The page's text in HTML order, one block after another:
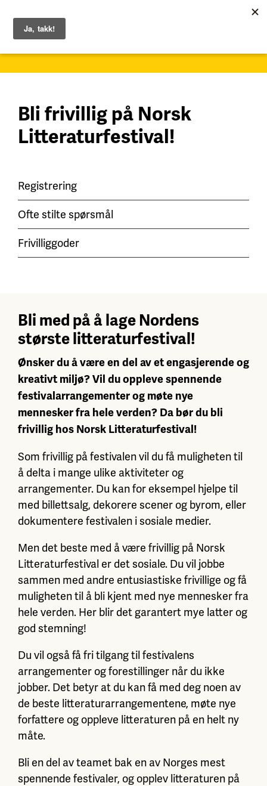
Bli frivillig på Norsk
Litteraturfestival!
Registrering
Ofte stilte spørsmål
Frivilliggoder
Bli med på å lage Nordens
største litteraturfestival!
Ønsker du å være en del av et engasjerende og
kreativt miljø? Vil du oppleve spennende
festivalarrangementer og møte nye
mennesker fra hele verden? Da bør du bli
frivillig hos Norsk Litteraturfestival!
Som frivillig på festivalen vil du få muligheten til
å delta i mange ulike aktiviteter og
arrangementer. Du kan for eksempel hjelpe til
med billettsalg, dekorere scener og byrom, eller
dokumentere festivalen i sosiale medier.
Men det beste med å være frivillig på Norsk
Litteraturfestival er det sosiale. Du vil jobbe
sammen med andre entusiastiske frivillige og få
muligheten til å bli kjent med nye mennesker fra
hele verden. Her blir det garantert mye latter og
god stemning!
Du vil også få fri tilgang til festivalens
arrangementer og forestillinger når du ikke
jobber. Det betyr at du kan få med deg noen av
de beste litteraturarrangementene, møte nye
forfattere og oppleve litteraturen på en helt ny
måte.
Bli en del av teamet bak en av Norges mest
spennende festivaler, og opplev litteraturen på